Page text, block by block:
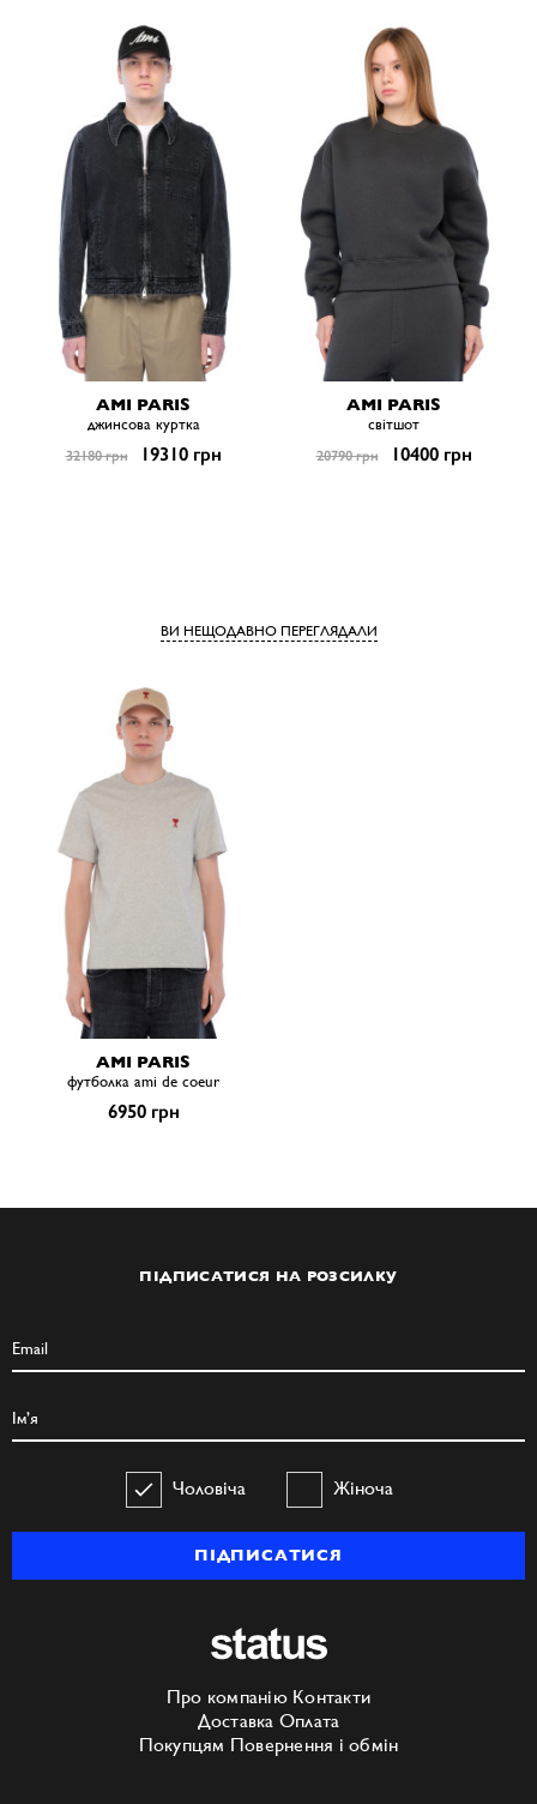
AMI PARIS
джинсова куртка
32180 грн 19310 грн
AMI PARIS
світшот
20790 грн 10400 грн
ВИ НЕЩОДАВНО ПЕРЕГЛЯДАЛИ
AMI PARIS
футболка ami de coeur
6950 грн
ПІДПИСАТИСЯ НА РОЗСИЛКУ
Чоловіча Жіноча
ПІДПИСАТИСЯ
Про компанію Контакти
Доставка Оплата
Покупцям Повернення і обмін